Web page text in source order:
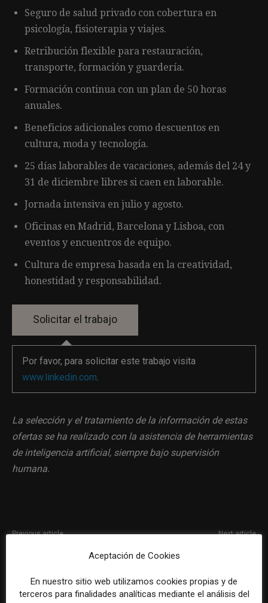
Seguro de salud privado con cobertura en
psicología, fisioterapia y viajes.
Retribución flexible para restauración,
transporte, formación y guardería.
Formación continua con un plan de 50 horas
anuales.
Beneficios adicionales como descuentos en
cultura, moda y tecnología.
25 días laborables de vacaciones, además del 24 y
31 de diciembre libres si caen en laborable.
Jornada intensiva en julio y agosto.
Oficinas en Madrid, Barcelona y Lisboa, con
eventos y encuentros de equipo.
Cultura de empresa basada en la creatividad,
honestidad y responsabilidad.
Por favor, para solicitar este trabajo visita
www.linkedin.com.
La selección y el tratamiento de la información de estas
ofertas se ha realizado con la asistencia de herramientas
de inteligencia artificial, siempre bajo supervisión
humana.
Previous article
Especialista en Comunicación
Next article
Coordinador/a web en Saber
Aceptación de Cookies
En nuestro sitio web utilizamos cookies propias y de
terceros para finalidades analíticas mediante el análisis del